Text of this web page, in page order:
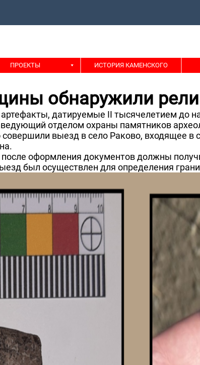
ПРОЕКТЫ ИСТОРИЯ КАМЕНСКОГО
обнаружили
датируемые II тысячелетием до
отделом охраны памятников
выезд в село Раково, входящее в
оформления документов должны
был осуществлен для определения